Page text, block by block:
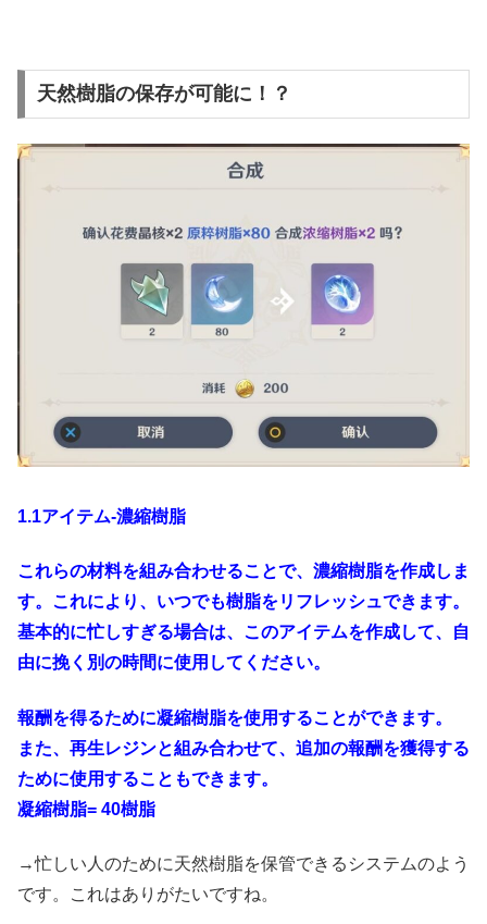
天然樹脂の保存が可能に！？
1.1アイテム-濃縮樹脂
これらの材料を組み合わせることで、濃縮樹脂を作成しま
す。これにより、いつでも樹脂をリフレッシュできます。
基本的に忙しすぎる場合は、このアイテムを作成して、自
由に挽く別の時間に使用してください。
報酬を得るために凝縮樹脂を使用することができます。
また、再生レジンと組み合わせて、追加の報酬を獲得する
ために使用することもできます。
凝縮樹脂= 40樹脂
→忙しい人のために天然樹脂を保管できるシステムのよう
です。これはありがたいですね。